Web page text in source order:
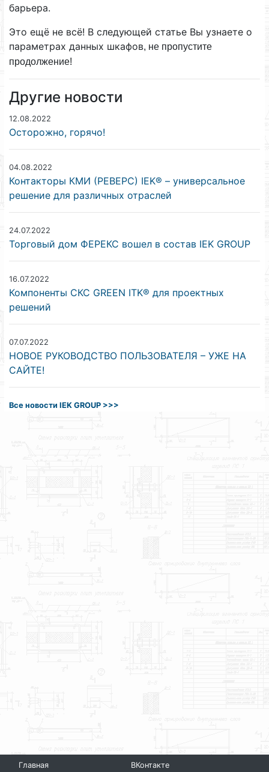
барьера.
Это ещё не всё! В следующей статье Вы узнаете о
параметрах данных шкафов, не пропустите
продолжение!
Другие новости
12.08.2022
Осторожно, горячо!
04.08.2022
Контакторы КМИ (РЕВЕРС) IEK® – универсальное
решение для различных отраслей
24.07.2022
Торговый дом ФЕРЕКС вошел в состав IEK GROUP
16.07.2022
Компоненты СКС GREEN ITK® для проектных
решений
07.07.2022
НОВОЕ РУКОВОДСТВО ПОЛЬЗОВАТЕЛЯ – УЖЕ НА
САЙТЕ!
Все новости IEK GROUP >>>
Главная ВКонтакте